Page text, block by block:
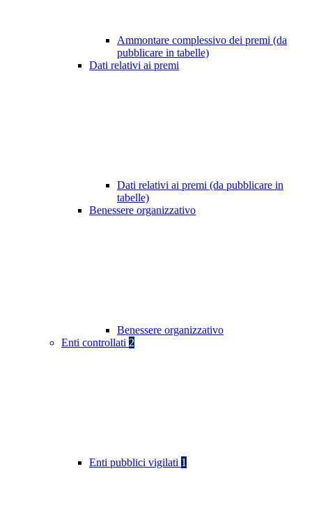
Ammontare complessivo dei premi (da
pubblicare in tabelle)
Dati relativi ai premi
Dati relativi ai premi (da pubblicare in
tabelle)
Benessere organizzativo
Benessere organizzativo
Enti controllati 2
Enti pubblici vigilati 1